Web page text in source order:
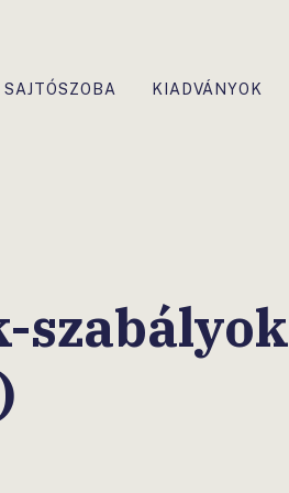
SAJTÓSZOBA KIADVÁNYOK
szabályok